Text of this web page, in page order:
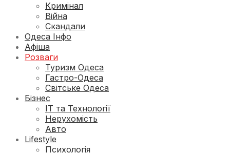
Кримінал
Війна
Скандали
Одеса Інфо
Афіша
Розваги
Туризм Одеса
Гастро-Одеса
Світське Одеса
Бізнес
ІТ та Технології
Нерухомість
Авто
Lifestyle
Психологія